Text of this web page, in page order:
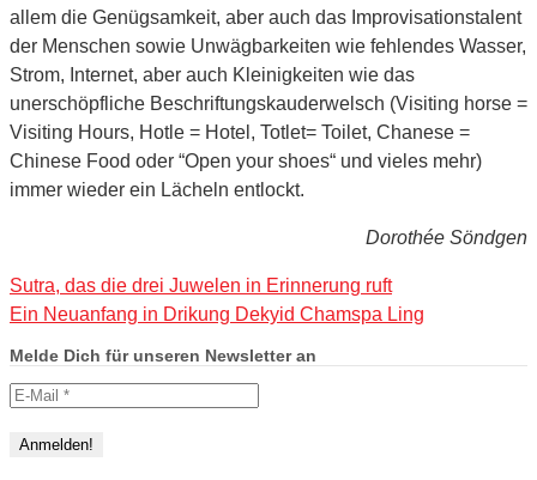
allem die Genügsamkeit, aber auch das Improvisationstalent
der Menschen sowie Unwägbarkeiten wie fehlendes Wasser,
Strom, Internet, aber auch Kleinigkeiten wie das
unerschöpfliche Beschriftungskauderwelsch (Visiting horse =
Visiting Hours, Hotle = Hotel, Totlet= Toilet, Chanese =
Chinese Food oder “Open your shoes“ und vieles mehr)
immer wieder ein Lächeln entlockt.
Dorothée Söndgen
Sutra, das die drei Juwelen in Erinnerung ruft
Ein Neuanfang in Drikung Dekyid Chamspa Ling
Melde Dich für unseren Newsletter an